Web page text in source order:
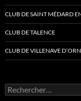
CLUB DE SAINT MÉDARD
CLUB DE TALENCE
CLUB DE VILLENAVE
Rechercher :